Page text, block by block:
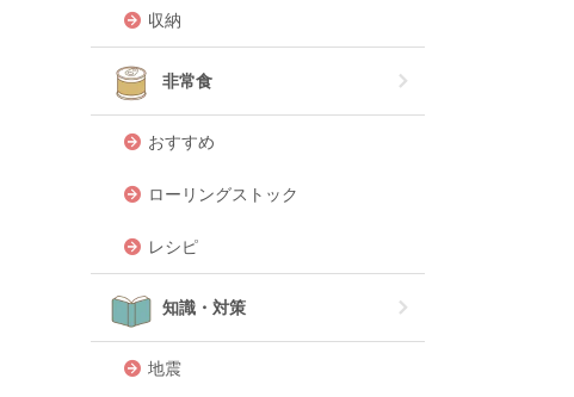
収納
非常食
おすすめ
ローリングストック
レシピ
知識・対策
地震